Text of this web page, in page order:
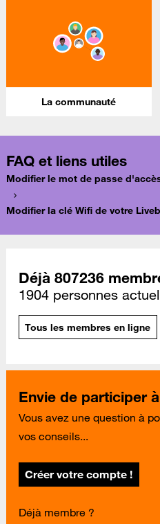
La communauté
FAQ et liens utiles
Modifier le mot de passe
Modifier la clé Wifi de votre
Déjà 807236
1904 personnes
Tous les membres en ligne
Envie de participer
Vous avez une question à
vos conseils...
Créer votre compte !
Déjà membre ?